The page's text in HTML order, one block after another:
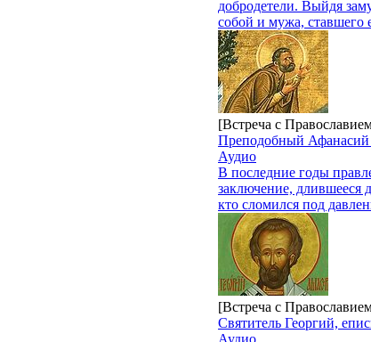
добродетели. Выйдя
собой и мужа, ставшего
[Встреча с
Преподобный Афанасий
Аудио
В последние годы
заключение, длившееся
кто сломился под
[Встреча с
Святитель Георгий,
Аудио